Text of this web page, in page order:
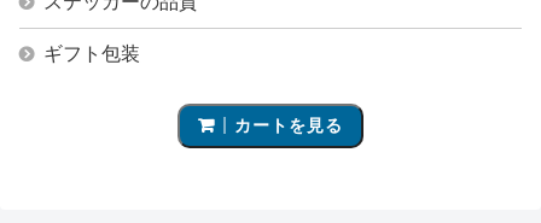
ギフト包装
カートを見る